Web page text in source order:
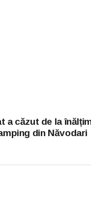
a căzut de la
din Năvodari